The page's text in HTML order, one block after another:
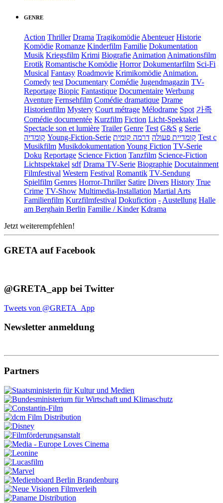
GENRE
Action Thriller Drama Tragikomödie Abenteuer Historie
Komödie Romanze Kinderfilm Familie Dokumentation
Musik Kriegsfilm Krimi Biografie Animation Animationsfilm
Erotik Romantische Komödie Horror Dokumentarfilm Sci-Fi
Musical Fantasy Roadmovie Krimikomödie Animation.
Comedy test Documentary Comédie Jugendmagazin TV-
Reportage Biopic Fantastique Documentaire Werbung
Aventure Fernsehfilm Comédie dramatique Drame
Historienfilm Mystery Court métrage Mélodrame Spot 가족
Comédie documentée Kurzfilm Fiction Licht-Spektakel
Spectacle son et lumière Trailer Genre Test G&S g Serie
קומדיה Young-Fiction-Serie קומדיית פעולה דרמה קומית
Test c
Musikfilm Musikdokumentation Young Fiction TV-Serie
Doku Reportage Science Fiction Tanzfilm Science-Fiction
Lichtspektakel sdf Drama TV-Serie Biographie Docutainment
Filmfestival Western Festival Romantik TV-Sendung
Spielfilm Genres Horror-Thriller Satire Divers History True
Crime TV-Show Multimedia-Installation Martial Arts
Familienfilm Kurzfilmfestival Dokufiction - Austellung Halle
am Berghain Berlin Familie / Kinder Kdrama
Jetzt weiterempfehlen!
GRETA auf Facebook
@GRETA_app bei Twitter
Tweets von @GRETA_App
Newsletter anmeldung
Partners